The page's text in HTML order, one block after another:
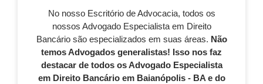
No nosso Escritório de Advocacia, todos os
nossos Advogado Especialista em Direito
Bancário são especializados em suas áreas. Não
temos Advogados generalistas! Isso nos faz
destacar de todos os Advogado Especialista
em Direito Bancário em Baianópolis - BA e do